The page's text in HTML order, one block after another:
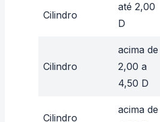
Cilindro
até 2,00
D
Cilindro
acima de
2,00 a
4,50 D
Cilindro
acima de